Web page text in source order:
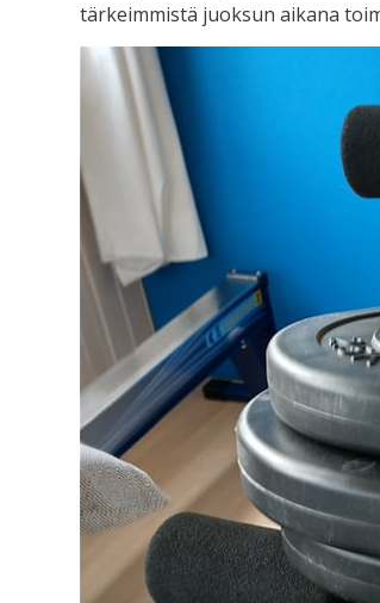
tärkeimmistä juoksun aikana